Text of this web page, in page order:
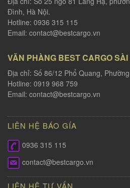
Đình, Hà Nội.
Hotline: 0936 315 115
Email: contact@bestcargo.vn
VĂN PHÀNG BEST CARGO SÀI
Địa chỉ: Số 86/12 Phổ Quang,
Hotline: 0919 968 759
Email: contact@bestcargo.vn
LIÊN HỆ BÁO GÍA
0936 315 115
contact@bestcargo.vn
LIÊN HỆ TƯ VẤN